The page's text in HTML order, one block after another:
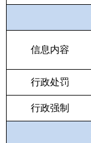
信息内容
行政处罚
行政强制